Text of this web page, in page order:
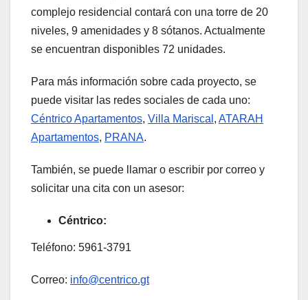
complejo residencial contará con una torre de 20
niveles, 9 amenidades y 8 sótanos. Actualmente
se encuentran disponibles 72 unidades.
Para más información sobre cada proyecto, se
puede visitar las redes sociales de cada uno:
Céntrico Apartamentos, Villa Mariscal , ATARAH
Apartamentos, PRANA.
También, se puede llamar o escribir por correo y
solicitar una cita con un asesor:
Céntrico:
Teléfono: 5961-3791
Correo: info@centrico.gt